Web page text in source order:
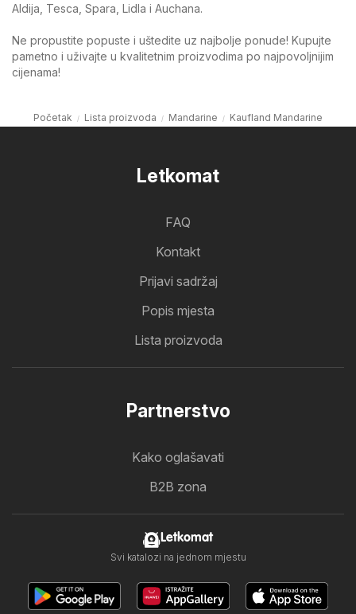
Aldija, Tesca, Spara, Lidla i Auchana.
Ne propustite popuste i uštedite uz najbolje ponude! Kupujte
pametno i uživajte u kvalitetnim proizvodima po najpovoljnijim
cijenama!
Početak Lista proizvoda Mandarine Kaufland Mandarine
Letkomat
FAQ
Kontakt
Prijavi sadržaj
Popis mjesta
Lista proizvoda
Partnerstvo
Kako oglašavati
B2B zona
Letkomat
Svi katalozi na jednom mjestu